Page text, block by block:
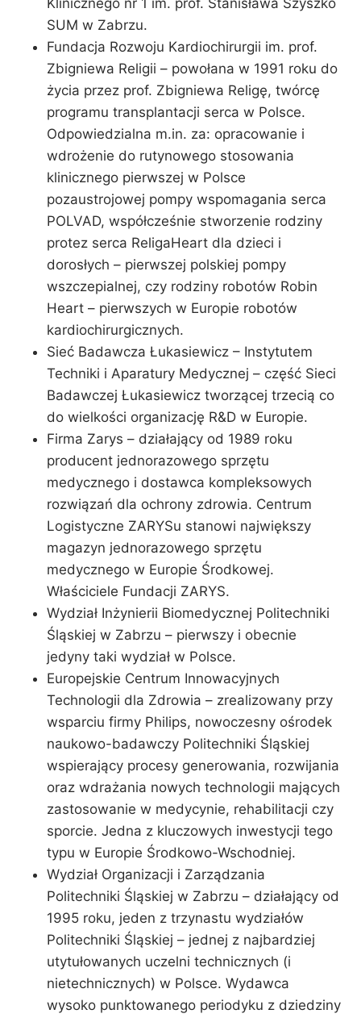
Klinicznego nr 1 im. prof. Stanisława Szyszko
SUM w Zabrzu.
Fundacja Rozwoju Kardiochirurgii im. prof.
Zbigniewa Religii – powołana w 1991 roku do
życia przez prof. Zbigniewa Religę, twórcę
programu transplantacji serca w Polsce.
Odpowiedzialna m.in. za: opracowanie i
wdrożenie do rutynowego stosowania
klinicznego pierwszej w Polsce
pozaustrojowej pompy wspomagania serca
POLVAD, współcześnie stworzenie rodziny
protez serca ReligaHeart dla dzieci i
dorosłych – pierwszej polskiej pompy
wszczepialnej, czy rodziny robotów Robin
Heart – pierwszych w Europie robotów
kardiochirurgicznych.
Sieć Badawcza Łukasiewicz – Instytutem
Techniki i Aparatury Medycznej – część Sieci
Badawczej Łukasiewicz tworzącej trzecią co
do wielkości organizację R&D w Europie.
Firma Zarys – działający od 1989 roku
producent jednorazowego sprzętu
medycznego i dostawca kompleksowych
rozwiązań dla ochrony zdrowia. Centrum
Logistyczne ZARYSu stanowi największy
magazyn jednorazowego sprzętu
medycznego w Europie Środkowej.
Właściciele Fundacji ZARYS.
Wydział Inżynierii Biomedycznej Politechniki
Śląskiej w Zabrzu – pierwszy i obecnie
jedyny taki wydział w Polsce.
Europejskie Centrum Innowacyjnych
Technologii dla Zdrowia – zrealizowany przy
wsparciu firmy Philips, nowoczesny ośrodek
naukowo-badawczy Politechniki Śląskiej
wspierający procesy generowania, rozwijania
oraz wdrażania nowych technologii mających
zastosowanie w medycynie, rehabilitacji czy
sporcie. Jedna z kluczowych inwestycji tego
typu w Europie Środkowo-Wschodniej.
Wydział Organizacji i Zarządzania
Politechniki Śląskiej w Zabrzu – działający od
1995 roku, jeden z trzynastu wydziałów
Politechniki Śląskiej – jednej z najbardziej
utytułowanych uczelni technicznych (i
nietechnicznych) w Polsce. Wydawca
wysoko punktowanego periodyku z dziedziny